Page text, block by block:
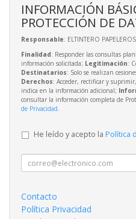
INFORMACIÓN
PROTECCIÓN DE
Responsable: ELTINTERO
Finalidad: Responder las consultas
información solicitada; Legitimación:
Destinatarios: Solo se realizan
Derechos: Acceder, rectificar y
indica en la información adicional;
consultar la información completa de
de Privacidad.
He leído y acepto la Política
Contacto
Política Privacidad